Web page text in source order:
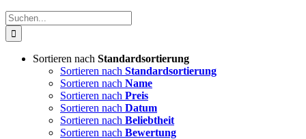
Suche
nach:
Sortieren nach Standardsortierung
Sortieren nach Standardsortierung
Sortieren nach Name
Sortieren nach Preis
Sortieren nach Datum
Sortieren nach Beliebtheit
Sortieren nach Bewertung